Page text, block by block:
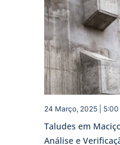
Taludes em
Análise e
24 Março, 2025 | 5:00